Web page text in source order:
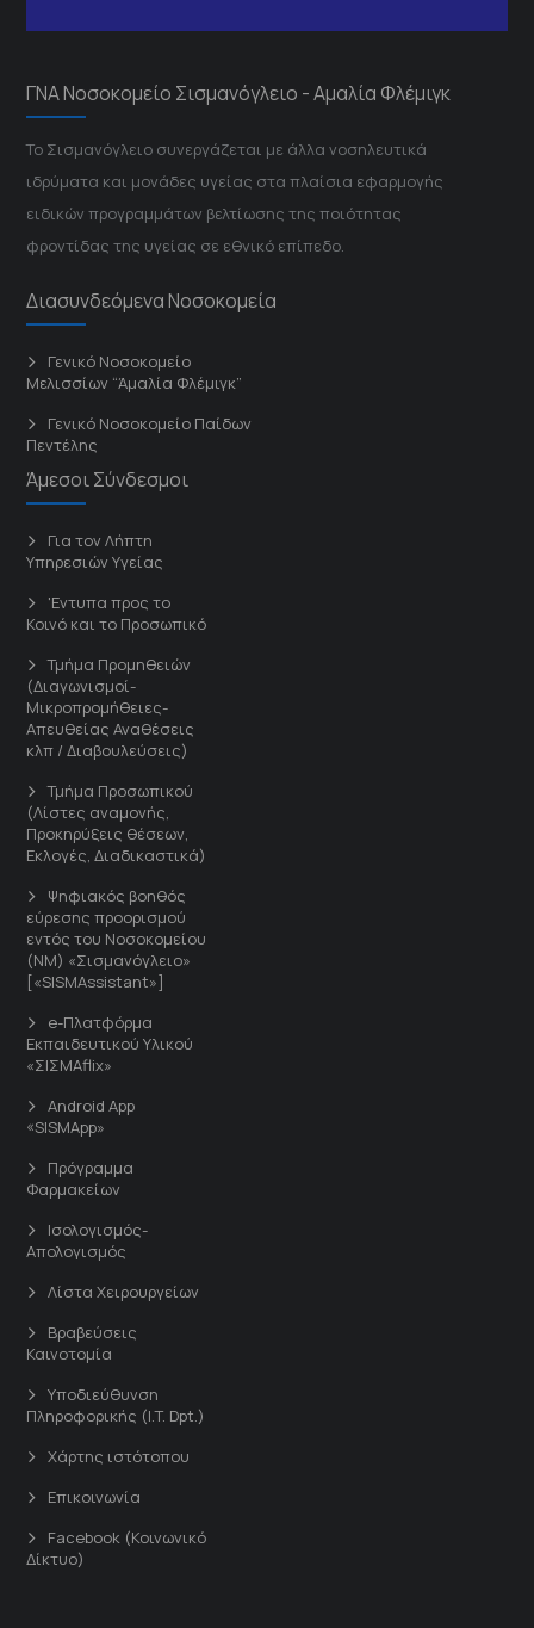
ΓΝΑ Νοσοκομείο Σισμανόγλειο - Αμαλία Φλέμιγκ
Το Σισμανόγλειο συνεργάζεται με άλλα νοσηλευτικά
ιδρύματα και μονάδες υγείας στα πλαίσια εφαρμογής
ειδικών προγραμμάτων βελτίωσης της ποιότητας
φροντίδας της υγείας σε εθνικό επίπεδο.
Διασυνδεόμενα Νοσοκομεία
Γενικό Νοσοκομείο
Μελισσίων “Άμαλία Φλέμιγκ”
Γενικό Νοσοκομείο Παίδων
Πεντέλης
Άμεσοι Σύνδεσμοι
Για τον Λήπτη
Υπηρεσιών Υγείας
'Εντυπα προς το
Κοινό και το Προσωπικό
Τμήμα Προμηθειών
(Διαγωνισμοί-
Μικροπρομήθειες-
Απευθείας Αναθέσεις
κλπ / Διαβουλεύσεις)
Τμήμα Προσωπικού
(Λίστες αναμονής,
Προκηρύξεις θέσεων,
Εκλογές, Διαδικαστικά)
Ψηφιακός βοηθός
εύρεσης προορισμού
εντός του Νοσοκομείου
(ΝΜ) «Σισμανόγλειο»
[«SISMAssistant»]
e-Πλατφόρμα
Εκπαιδευτικού Υλικού
«ΣΙΣΜΑflix»
Android App
«SISMApp»
Πρόγραμμα
Φαρμακείων
Ισολογισμός-
Απολογισμός
Λίστα Χειρουργείων
Βραβεύσεις
Καινοτομία
Υποδιεύθυνση
Πληροφορικής (I.T. Dpt.)
Χάρτης ιστότοπου
Επικοινωνία
Facebook (Κοινωνικό
Δίκτυο)